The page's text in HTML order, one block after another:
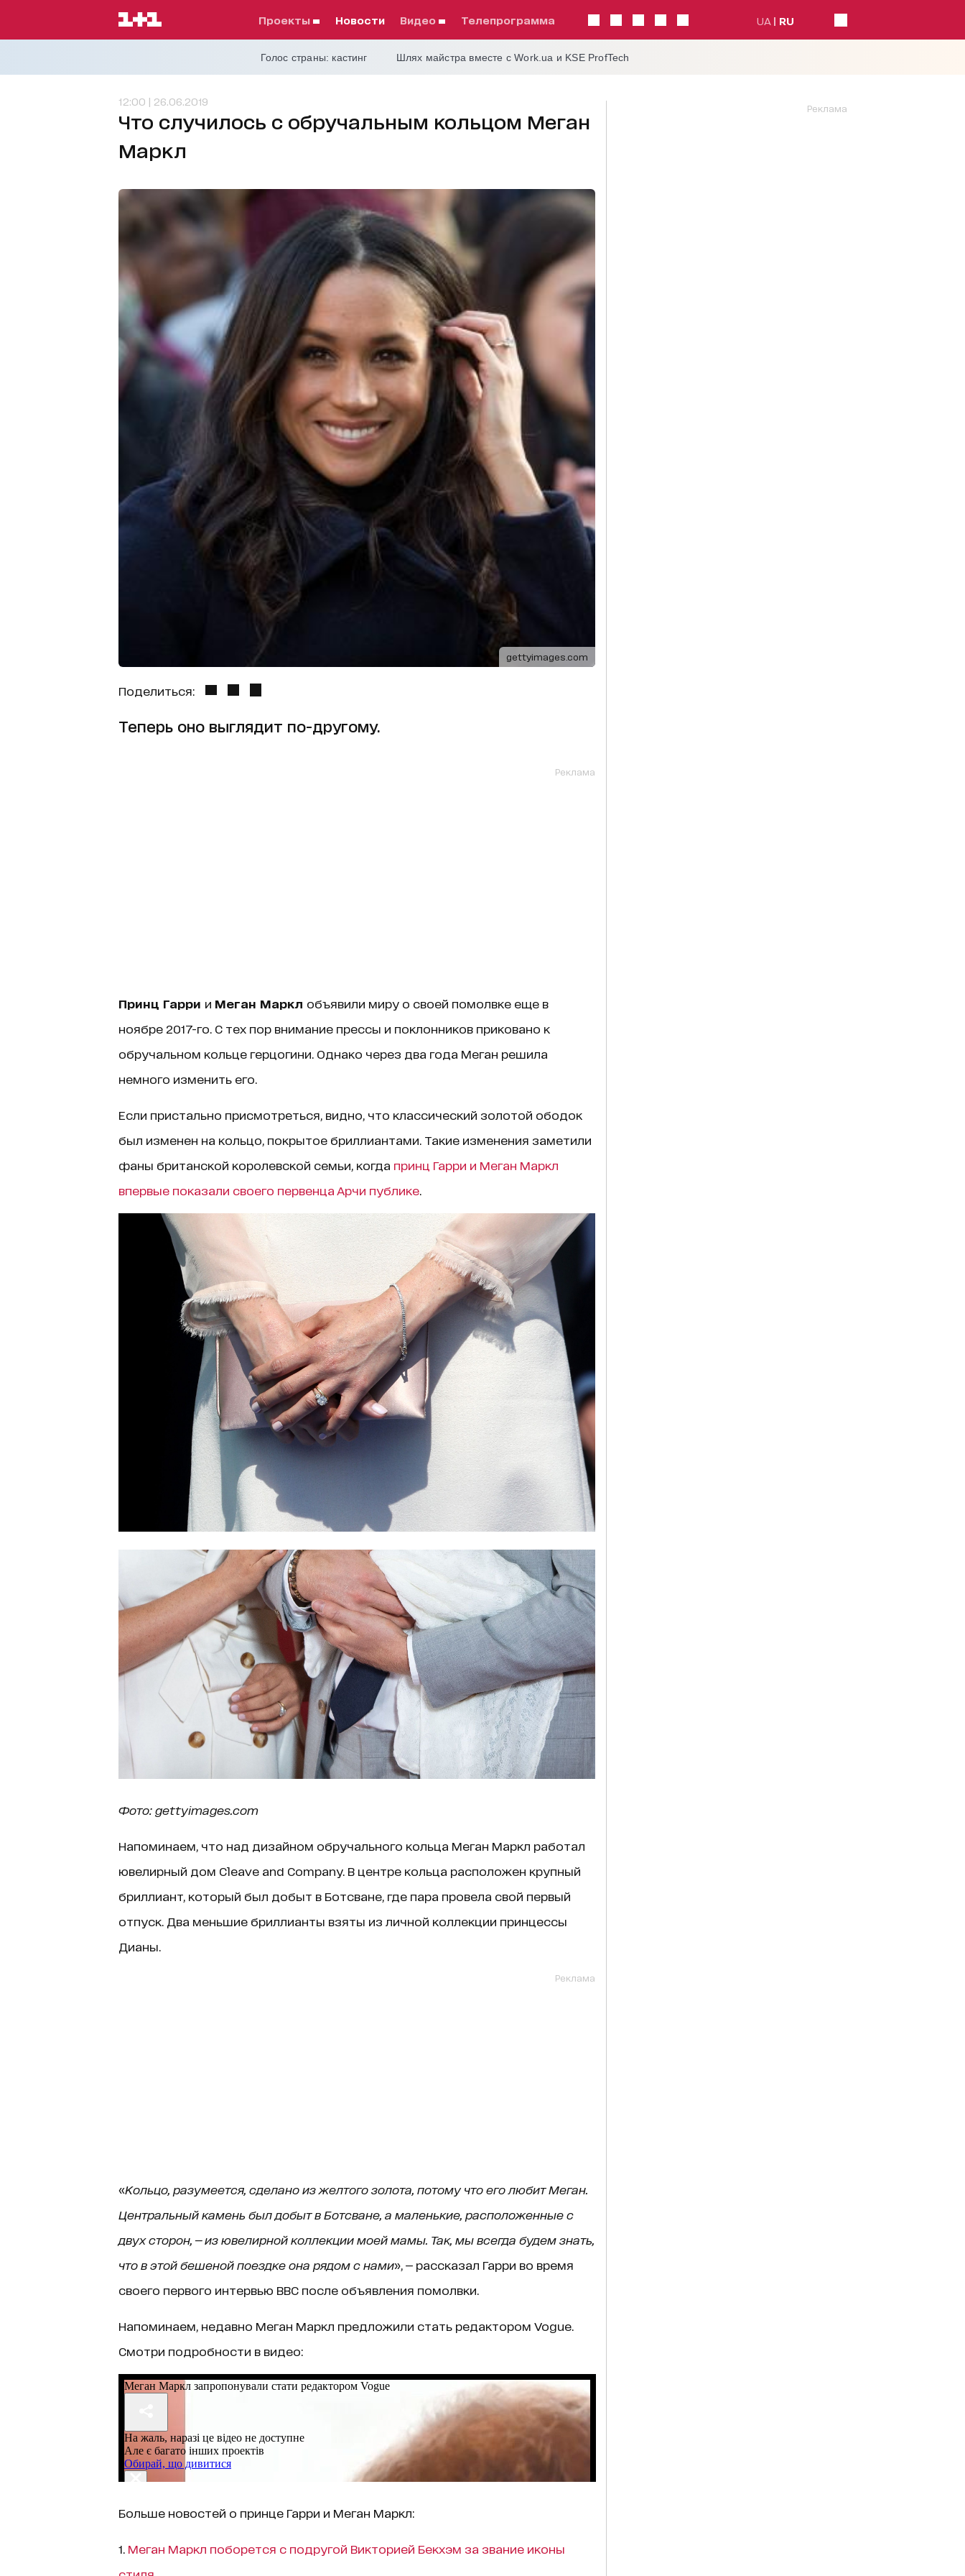
проекты Новости видео телепрограмма UA RU
Голос страны: кастинг Шлях майстра вместе с Work.ua и KSE ProfTech
12:00 | 26.06.2019
Что случилось с обручальным кольцом Меган
Маркл
gettyimages.com
Поделиться:
Теперь оно выглядит по-другому.
Реклама
Принц Гарри и Меган Маркл объявили миру о своей помолвке еще в
ноябре 2017-го. С тех пор внимание прессы и поклонников приковано к
обручальном кольце герцогини. Однако через два года Меган решила
немного изменить его.
Если пристально присмотреться, видно, что классический золотой ободок
был изменен на кольцо, покрытое бриллиантами. Такие изменения заметили
фаны британской королевской семьи, когда принц Гарри и Меган Маркл
впервые показали своего первенца Арчи публике.
Фото: gettyimages.com
Напоминаем, что над дизайном обручального кольца Меган Маркл работал
ювелирный дом Cleave and Company. В центре кольца расположен крупный
бриллиант, который был добыт в Ботсване, где пара провела свой первый
отпуск. Два меньшие бриллианты взяты из личной коллекции принцессы
Дианы.
Реклама
«Кольцо, разумеется, сделано из желтого золота, потому что его любит Меган.
Центральный камень был добыт в Ботсване, а маленькие, расположенные с
двух сторон, — из ювелирной коллекции моей мамы. Так, мы всегда будем знать,
что в этой бешеной поездке она рядом с нами», — рассказал Гарри во время
своего первого интервью ВВС после объявления помолвки.
Напоминаем, недавно Меган Маркл предложили стать редактором Vogue.
Смотри подробности в видео:
Больше новостей о принце Гарри и Меган Маркл:
1. Меган Маркл поборется с подругой Викторией Бекхэм за звание иконы
Реклама